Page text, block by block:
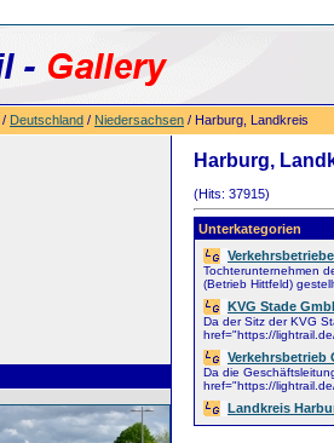
/ Deutschland / Niedersachsen / Harburg, Landkreis
Harburg,
(Hits: 37915)
Unterkategorien
Tochterunternehmen
(Betrieb Hittfeld)
KVG Stade
Da der Sitz der KVG
href="https://
Verkehrsbetrieb
Da die
href="https://
Landkreis